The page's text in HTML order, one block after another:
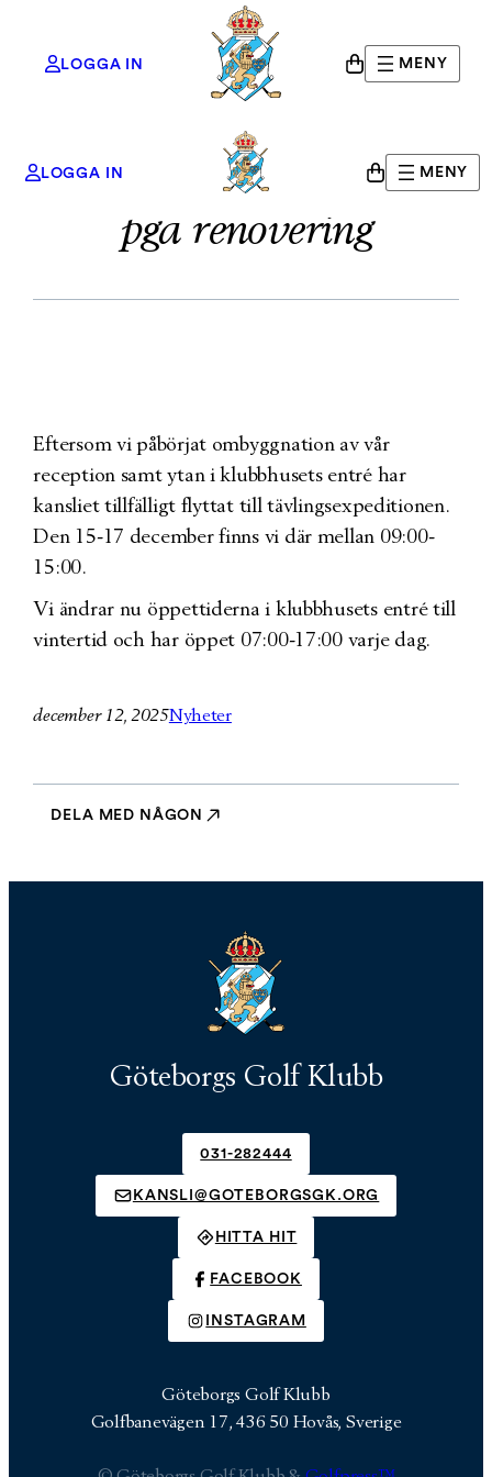
Hoppa
LOGGA IN MENY
LOGGA IN MENY
Kansliet flyttar tillfälligt
pga renovering
Eftersom vi påbörjat ombyggnation av vår
reception samt ytan i klubbhusets entré har
kansliet tillfälligt flyttat till tävlingsexpeditionen.
Den 15-17 december finns vi där mellan 09:00-
15:00.
Vi ändrar nu öppettiderna i klubbhusets entré till
vintertid och har öppet 07:00-17:00 varje dag.
december 12, 2025Nyheter
DELA MED NÅGON
Göteborgs Golf Klubb
031-282444
KANSLI@GOTEBORGSGK.ORG
HITTA HIT
FACEBOOK
INSTAGRAM
Göteborgs Golf Klubb
Golfbanevägen 17, 436 50 Hovås, Sverige